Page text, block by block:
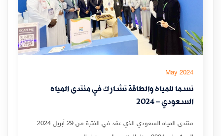
May 2024
نسما للمياه والطاقة تشارك في منتدى المياه
السعودي – 2024
منتدى المياه السعودي الذي عقد في الفترة من 29 أبريل 2024